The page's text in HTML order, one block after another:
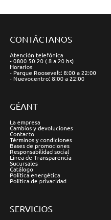
CONTÁCTANOS
Atención telefónica
- 0800 50 20 ( 8 a 20 hs)
Horarios
- Parque Roosevelt: 8:00 a 22:00
- Nuevocentro: 8:00 a 22:00
GÉANT
La empresa
Cambios y devoluciones
Contacto
Términos y condiciones
Bases de promociones
Responsabilidad social
Línea de Transparencia
Sucursales
Catálogo
Política energética
Política de privacidad
SERVICIOS